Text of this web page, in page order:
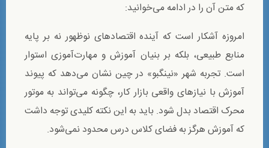
که متن آن را در ادامه می‌خوانید:
امروزه آشکار است که آینده اقتصادهای نوظهور نه بر پایه
منابع طبیعی، بلکه بر بنیان آموزش و مهارت‌‌آموزی استوار
است. تجربه شهر «نینگبو» در چین نشان می‌دهد که پیوند
آموزش با نیازهای واقعی بازار کار، چگونه می‌تواند به موتور
محرک اقتصاد بدل شود. باید به این نکته کلیدی توجه داشت
که آموزش هرگز به فضای کلاس درس محدود نمی‌شود.